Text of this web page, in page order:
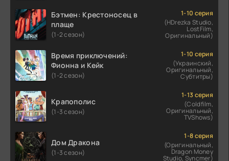
Бэтмен: Крестоносец в
плаще
(1-2 сезон)
1-10 серия
(HDrezka Studio,
LostFilm,
Оригинальный)
Время приключений:
Фионна и Кейк
(1-2 сезон)
1-10 серия
(Украинский,
Оригинальный,
Субтитры)
Крапополис
(1-3 сезон)
1-13 серия
(Coldfilm,
Оригинальный,
TVShows)
Дом Дракона
(1-3 сезон)
1-8 серия
(Оригинальный,
Dragon Money
Studio, Syncmer)